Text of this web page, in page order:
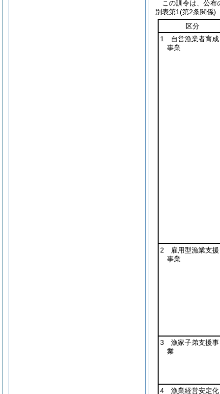
この訓令は、公
別表第1(第2条関係)
区分
1 自営漁業者育成
事業
2 雇用型漁業支援
事業
3 漁家子弟支援事
業
4 漁業経営安定化